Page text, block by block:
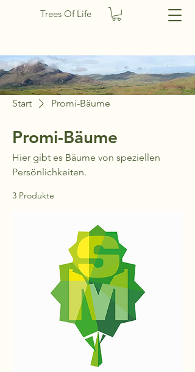
Trees Of Life
Start Promi-Bäume
Promi-Bäume
Hier gibt es Bäume von speziellen
Persönlichkeiten.
3 Produkte